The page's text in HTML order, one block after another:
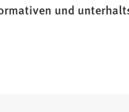
und